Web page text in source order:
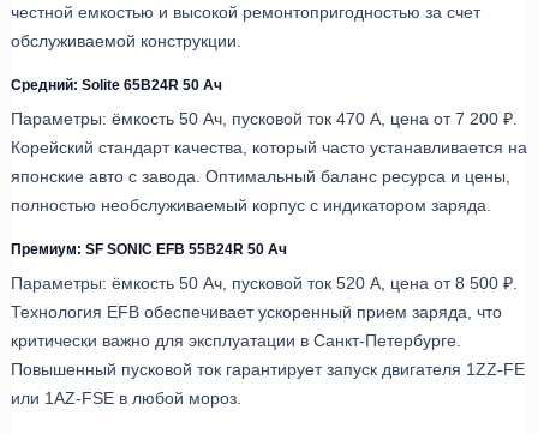
честной емкостью и высокой ремонтопригодностью за счет
обслуживаемой конструкции.
Средний: Solite 65B24R 50 Ач
Параметры: ёмкость 50 Ач, пусковой ток 470 А, цена от 7 200 ₽.
Корейский стандарт качества, который часто устанавливается на
японские авто с завода. Оптимальный баланс ресурса и цены,
полностью необслуживаемый корпус с индикатором заряда.
Премиум: SF SONIC EFB 55B24R 50 Ач
Параметры: ёмкость 50 Ач, пусковой ток 520 А, цена от 8 500 ₽.
Технология EFB обеспечивает ускоренный прием заряда, что
критически важно для эксплуатации в Санкт-Петербурге.
Повышенный пусковой ток гарантирует запуск двигателя 1ZZ-FE
или 1AZ-FSE в любой мороз.